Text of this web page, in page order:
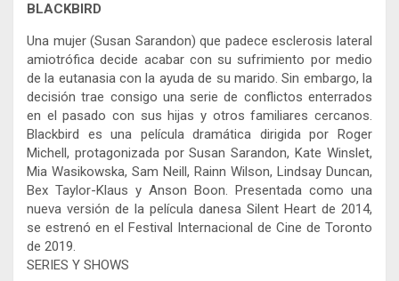
BLACKBIRD
Una mujer (Susan Sarandon) que padece esclerosis lateral
amiotrófica decide acabar con su sufrimiento por medio
de la eutanasia con la ayuda de su marido. Sin embargo, la
decisión trae consigo una serie de conflictos enterrados
en el pasado con sus hijas y otros familiares cercanos.
Blackbird es una película dramática dirigida por Roger
Michell, protagonizada por Susan Sarandon, Kate Winslet,
Mia Wasikowska, Sam Neill, Rainn Wilson, Lindsay Duncan,
Bex Taylor-Klaus y Anson Boon. Presentada como una
nueva versión de la película danesa Silent Heart de 2014,
se estrenó en el Festival Internacional de Cine de Toronto
de 2019.
SERIES Y SHOWS